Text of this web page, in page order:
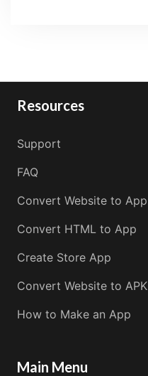
Resources
Support
FAQ
Convert Website to App
Convert HTML to App
Create Store App
Convert Website to APK
How to Make an App
Main Menu